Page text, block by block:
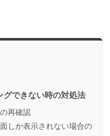
できない時の対処法
再確認
しか表示されない場合の